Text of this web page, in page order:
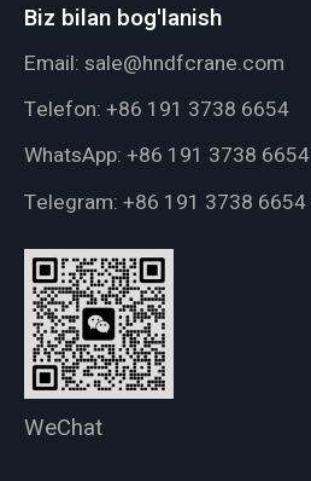
Biz bilan bog'lanish
Email: sale@hndfcrane.com
Telefon: +86 191 3738 6654
WhatsApp: +86 191 3738 6654
Telegram: +86 191 3738 6654
WeChat